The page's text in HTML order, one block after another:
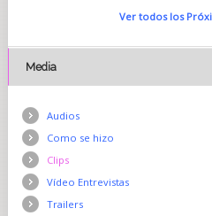
Ver todos los
Media
Audios
Como se hizo
Clips
Vídeo Entrevistas
Trailers